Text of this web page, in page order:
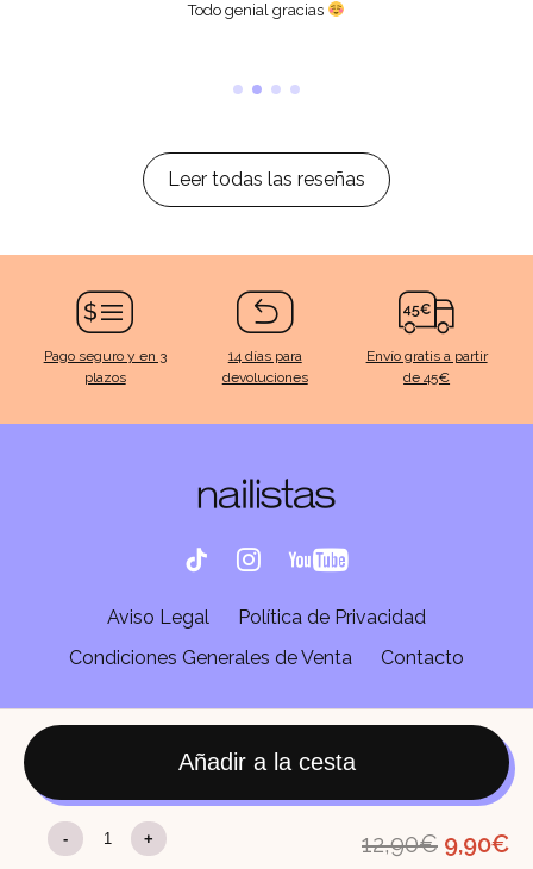
12,90€ El
9,90€El
-
Base
Rubber
+
Añadir a la cesta
Todo genial gracias
Leer todas las reseñas
Pago seguro y en 3
plazos
14 días para
devoluciones
Envío gratis a partir
de 45€
Aviso Legal
Política de Privacidad
Condiciones Generales de Venta
Contacto